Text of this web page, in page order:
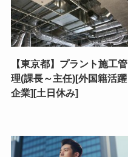
【東京都】プラント施工管
理(課長～主任)[外国籍活躍
企業][土日休み]